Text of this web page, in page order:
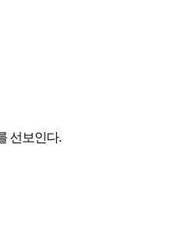
선보인다.